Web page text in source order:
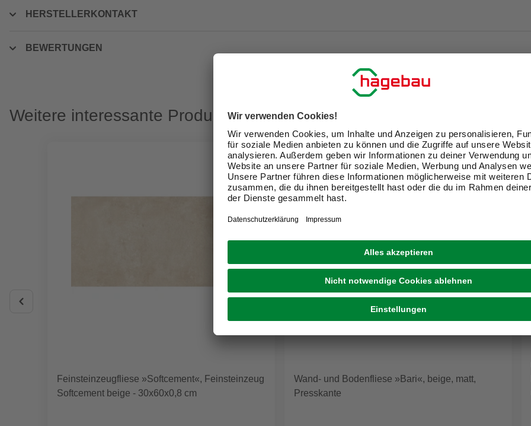
HERSTELLERKONTAKT
BEWERTUNGEN
Weitere interessante Produkte
Feinsteinzeugfliese »Softcement«, Feinsteinzeug
Softcement beige - 30x60x0,8 cm
Wand- und Bodenfliese »Bari«, beige, matt,
Presskante